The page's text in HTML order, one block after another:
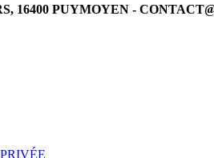
16400 PUYMOYEN -